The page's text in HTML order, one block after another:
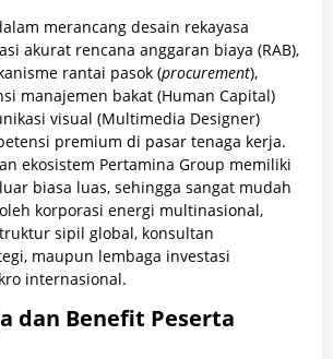
merancang desain rekayasa
akurat rencana anggaran biaya (RAB),
rantai pasok (procurement),
manajemen bakat (Human Capital)
visual (Multimedia Designer)
premium di pasar tenaga kerja.
ekosistem Pertamina Group memiliki
biasa luas, sehingga sangat mudah
korporasi energi multinasional,
sipil global, konsultan
maupun lembaga investasi
internasional.
dan Benefit Peserta